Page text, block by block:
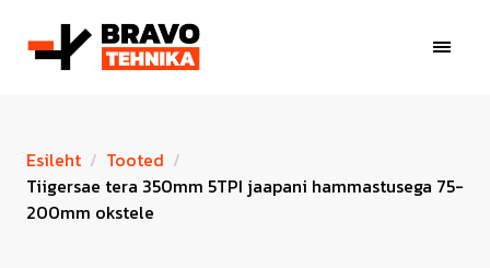
Esileht
Tooted
Tiigersae tera 350mm 5TPI jaapani hammastusega 75-
200mm okstele